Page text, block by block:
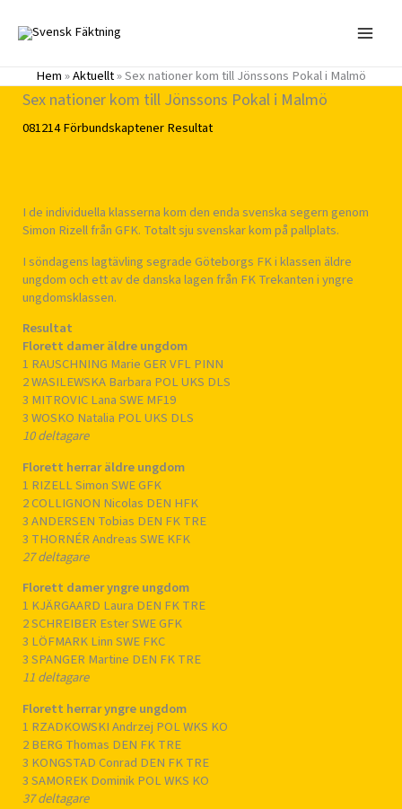
innehåll
Hem»Aktuellt»Sex nationer kom till Jönssons Pokal i Malmö
Sex nationer kom till Jönssons Pokal i Malmö
081214FörbundskaptenerResultat
I de individuella klasserna kom den enda svenska segern genom
Simon Rizell från GFK. Totalt sju svenskar kom på pallplats.
I söndagens lagtävling segrade Göteborgs FK i klassen äldre
ungdom och ett av de danska lagen från FK Trekanten i yngre
ungdomsklassen.
Resultat
Florett damer äldre ungdom
1 RAUSCHNING Marie GER VFL PINN
2 WASILEWSKA Barbara POL UKS DLS
3 MITROVIC Lana SWE MF19
3 WOSKO Natalia POL UKS DLS
10 deltagare
Florett herrar äldre ungdom
1 RIZELL Simon SWE GFK
2 COLLIGNON Nicolas DEN HFK
3 ANDERSEN Tobias DEN FK TRE
3 THORNÉR Andreas SWE KFK
27 deltagare
Florett damer yngre ungdom
1 KJÄRGAARD Laura DEN FK TRE
2 SCHREIBER Ester SWE GFK
3 LÖFMARK Linn SWE FKC
3 SPANGER Martine DEN FK TRE
11 deltagare
Florett herrar yngre ungdom
1 RZADKOWSKI Andrzej POL WKS KO
2 BERG Thomas DEN FK TRE
3 KONGSTAD Conrad DEN FK TRE
3 SAMOREK Dominik POL WKS KO
37 deltagare